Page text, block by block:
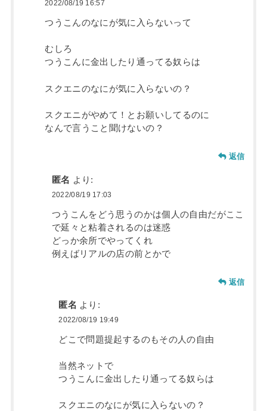
2022/08/19 16:57
つうこんのなにが気に入らないって
むしろ
つうこんに金出したり通ってる奴らは
スクエニのなにが気に入らないの？
スクエニがやめて！とお願いしてるのに
なんで言うこと聞けないの？
返信
匿名 より:
2022/08/19 17:03
つうこんをどう思うのかは個人の自由だがここ
で延々と粘着されるのは迷惑
どっか余所でやってくれ
例えばリアルの店の前とかで
返信
匿名 より:
2022/08/19 19:49
どこで問題提起するのもその人の自由
当然ネットで
つうこんに金出したり通ってる奴らは
スクエニのなにが気に入らないの？